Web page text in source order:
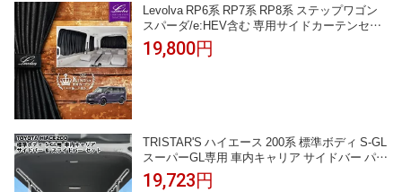
Levolva RP6系 RP7系 RP8系 ステップワゴン
スパーダ/e:HEV含む 専用サイドカーテンセッ
ト【ホンダ ステップワゴン RP6 RP7 RP8 アク
セサリー カスタムパーツ 車中泊グッズ 便利グ
19,800円
TRISTAR'S ハイエース 200系 標準ボディ S-GL
スーパーGL専用 車内キャリア サイドバー パッ
ト付きスライドバー 2本 セット
19,723円